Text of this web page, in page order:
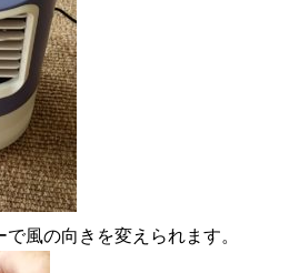
で風の向きを変えられます。